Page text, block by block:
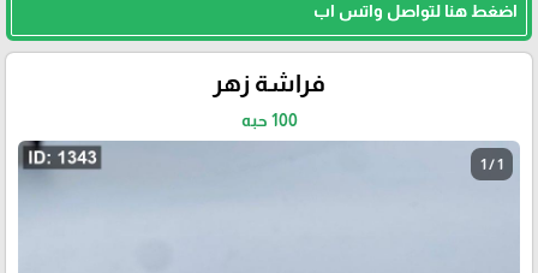
اضغط هنا لتواصل واتس اب
فراشة زهر
100 حبه
1 / 1